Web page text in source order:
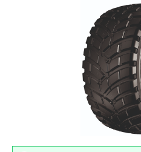
Bildergalerie überspringen